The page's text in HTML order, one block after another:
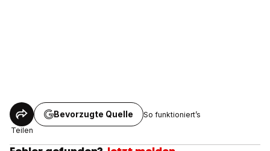
Teilen
Bevorzugte Quelle So funktioniert’s